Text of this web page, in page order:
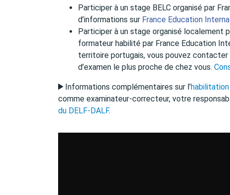
Participer à un stage BELC organisé par
d’informations sur France Education
Participer à un stage organisé localement
formateur habilité par France Education
territoire portugais, vous pouvez
d’examen le plus proche de chez vous.
Informations complémentaires sur l’
comme examinateur-correcteur, votre
du DELF-DALF.